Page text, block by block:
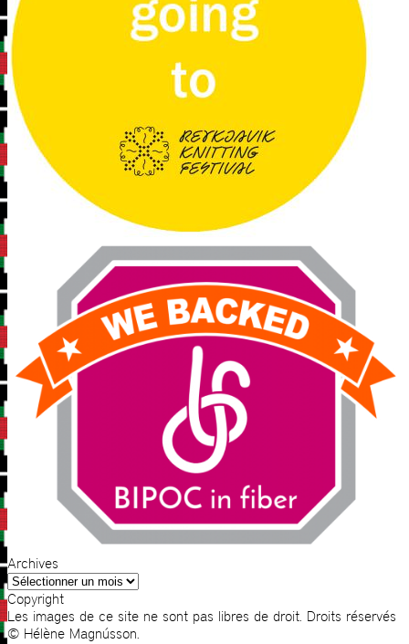
Archives
Archives
Copyright
Les images de ce site ne sont pas libres de droit. Droits réservés
© Hélène Magnússon.